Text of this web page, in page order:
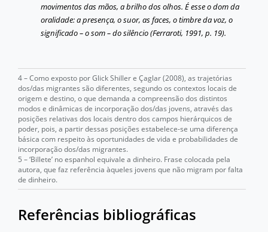
movimentos das mãos, a brilho dos olhos. É esse o dom da
oralidade: a presença, o suor, as faces, o timbre da voz, o
significado – o som – do silêncio (Ferraroti, 1991, p. 19).
4 – Como exposto por Glick Shiller e Çaglar (2008), as trajetórias
dos/das migrantes são diferentes, segundo os contextos locais de
origem e destino, o que demanda a compreensão dos distintos
modos e dinâmicas de incorporação dos/das jovens, através das
posições relativas dos locais dentro dos campos hierárquicos de
poder, pois, a partir dessas posições estabelece-se uma diferença
básica com respeito às oportunidades de vida e probabilidades de
incorporação dos/das migrantes.
5 – ‘Billete’ no espanhol equivale a dinheiro. Frase colocada pela
autora, que faz referência àqueles jovens que não migram por falta
de dinheiro.
Referências bibliográficas